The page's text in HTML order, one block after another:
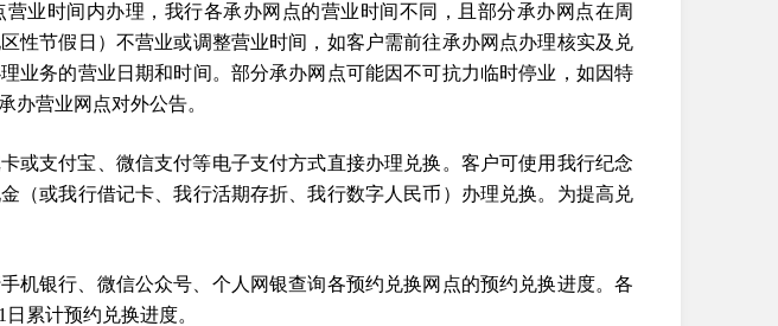
营业时间内办理，我行各承办网点的营业时间不同，且部分承办网点在周
性节假日）不营业或调整营业时间，如客户需前往承办网点办理核实及兑
业务的营业日期和时间。部分承办网点可能因不可抗力临时停业，如因特
办营业网点对外公告。
或支付宝、微信支付等电子支付方式直接办理兑换。客户可使用我行纪念
（或我行借记卡、我行活期存折、我行数字人民币）办理兑换。为提高兑
机银行、微信公众号、个人网银查询各预约兑换网点的预约兑换进度。各
累计预约兑换进度。